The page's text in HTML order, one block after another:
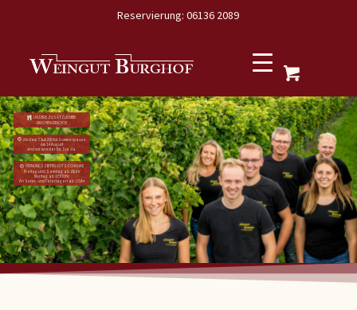
Reservierung: 06136 2089
ÖFFNUNGSZEITEN GUTSSCHÄNKE
Freitag und Samstag ab 18 Uhr
Montag ab 17:30 Uhr
An Sonn- und Feiertagen ab 17 Uhr
Ab dem 7. Juli 2026 ist Sommerpause.
Am 14. August
sind wir wieder für Sie da.
UNSERE ZUSÄTZLICHEN
WOCHENGERICHTE